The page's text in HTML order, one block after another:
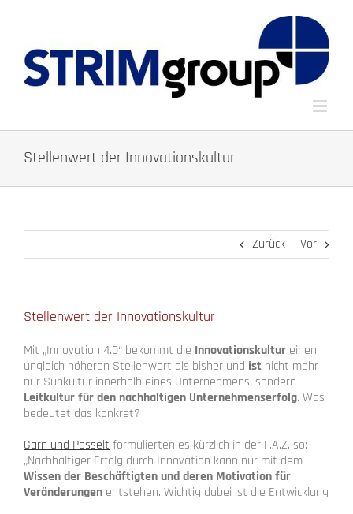
Stellenwert der Innovationskultur
Zurück Vor
Stellenwert der Innovationskultur
Mit „Innovation 4.0“ bekommt die Innovationskultur einen
ungleich höheren Stellenwert als bisher und ist nicht mehr
nur Subkultur innerhalb eines Unternehmens, sondern
Leitkultur für den nachhaltigen Unternehmenserfolg. Was
bedeutet das konkret?
Garn und Posselt formulierten es kürzlich in der F.A.Z. so:
„Nachhaltiger Erfolg durch Innovation kann nur mit dem
Wissen der Beschäftigten und deren Motivation für
Veränderungen entstehen. Wichtig dabei ist die Entwicklung